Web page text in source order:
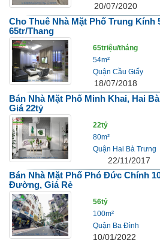
20/07/2020
Cho Thuê Nhà Mặt Phố Trung Kính
65tr/thang
65triệu/tháng
54m²
Quận Cầu Giấy
18/07/2018
Bán Nhà Mặt Phố Minh Khai, Hai
Giá 22tỷ
22tỷ
80m²
Quận Hai Bà Trưng
22/11/2017
Bán Nhà Mặt Phố Phó Đức Chính
Đường, Giá Rẻ
56tỷ
100m²
Quận Ba Đình
10/01/2022